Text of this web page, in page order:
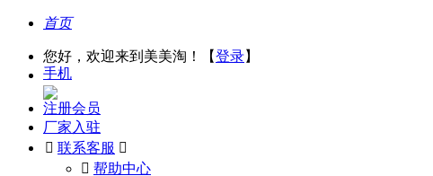
首页
您好，欢迎来到美美淘！【登录】
手机
注册会员
厂家入驻
 联系客服 
󰅃 帮助中心